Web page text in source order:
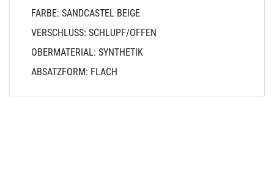
FARBE: SANDCASTEL BEIGE
VERSCHLUSS: SCHLUPF/OFFEN
OBERMATERIAL: SYNTHETIK
ABSATZFORM: FLACH